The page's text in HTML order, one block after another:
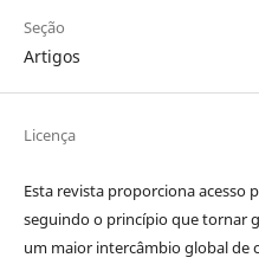
Seção
Artigos
Licença
Esta revista proporciona acesso
seguindo o princípio que tornar
um maior intercâmbio global de